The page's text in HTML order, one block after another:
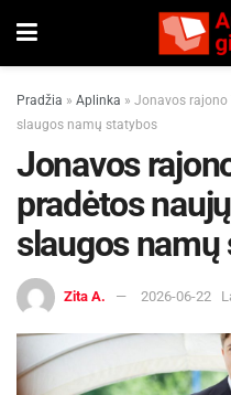
Pradžia » Aplinka » Jonavos rajono
slaugos namų statybos
Jonavos
pradėtos
slaugos
Zita A. 2026-06-22